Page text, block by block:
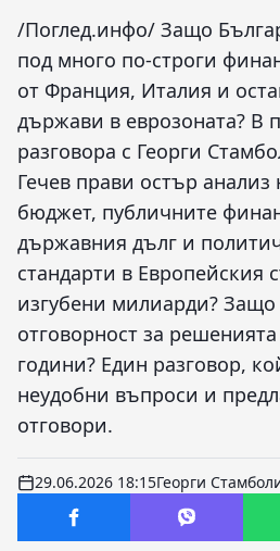
/Поглед.инфо/ Защо
под много по-строги
от Франция, Италия и
държави в еврозоната? В
разговора с Георги
Гечев прави остър
бюджет, публичните
държавния дълг и
стандарти в Европейския
изгубени милиарди?
отговорност за
години? Един разговор,
неудобни въпроси и
отговори.
29.06.2026 18:15Георги